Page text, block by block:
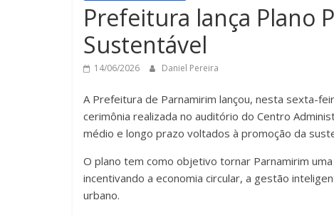
Prefeitura lança Plano
Sustentável
14/06/2026 Daniel Pereira
A Prefeitura de Parnamirim lançou, nesta sexta-
cerimônia realizada no auditório do Centro
médio e longo prazo voltados à promoção da
O plano tem como objetivo tornar Parnamirim
incentivando a economia circular, a gestão
urbano.